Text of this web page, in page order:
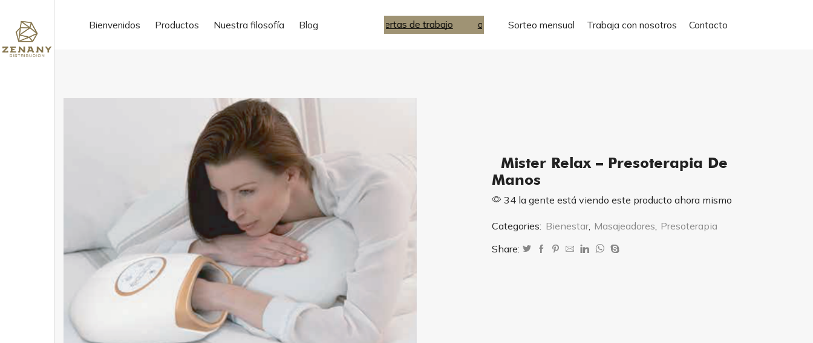
Bienvenidos Productos Nuestra filosofía Blog
ofertas de trabajo ofertas de trabajo ofertas de trabajo Sorteo mensual Trabaja con nosotros Contacto
Mister Relax – Presoterapia De
Manos
34 la gente está viendo este producto ahora mismo
Categories: Bienestar, Masajeadores, Presoterapia
Share: